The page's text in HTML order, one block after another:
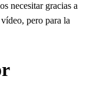
necesitar gracias a
pero para la